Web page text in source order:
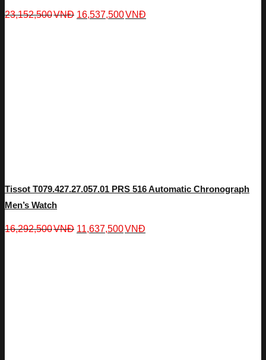
23,152,500VNĐ 16,537,500VNĐ
Tissot T079.427.27.057.01 PRS 516 Automatic Chronograph
Men’s Watch
16,292,500VNĐ 11,637,500VNĐ